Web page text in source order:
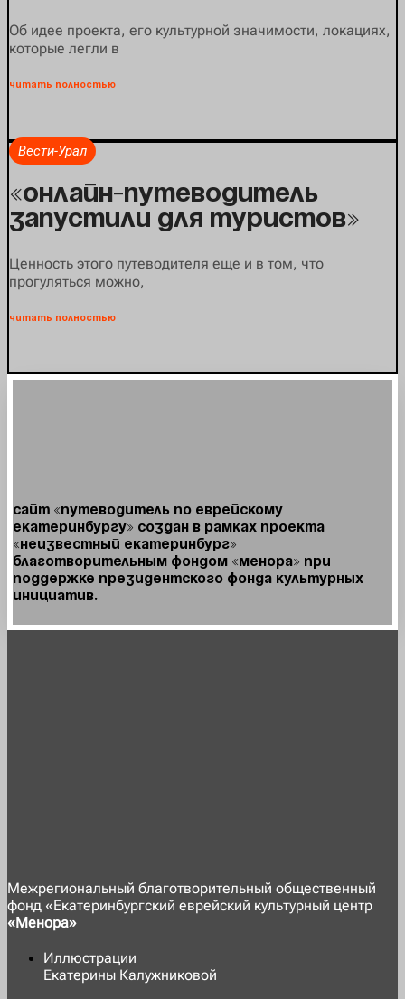
Об идее проекта, его культурной значимости, локациях,
которые легли в
читать полностью
Вести-Урал
«Онлайн-путеводитель
запустили для туристов»
Ценность этого путеводителя еще и в том, что
прогуляться можно,
читать полностью
Сайт «Путеводитель по Еврейскому
Екатеринбургу» создан в рамках проекта
«Неизвестный Екатеринбург»
Благотворительным фондом «Менора» при
поддержке Президентского фонда культурных
инициатив.
Межрегиональный благотворительный общественный
фонд «Екатеринбургский еврейский культурный центр
«Менора»
Иллюстрации
Екатерины Калужниковой